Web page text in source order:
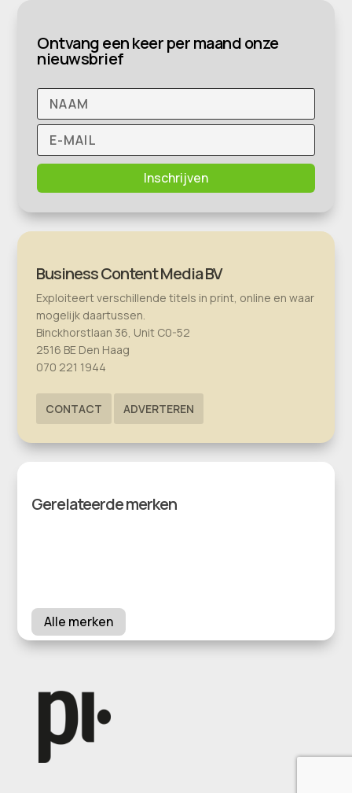
Ontvang een keer per maand onze
nieuwsbrief
Inschrijven
Business Content Media BV
Exploiteert verschillende titels in print, online en waar
mogelijk daartussen.
Binckhorstlaan 36, Unit C0-52
2516 BE Den Haag
070 221 1944
CONTACT ADVERTEREN
Gerelateerde merken
Alle merken